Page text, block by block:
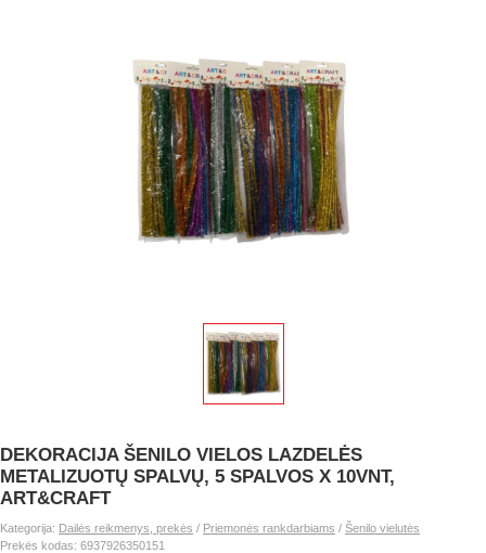
DEKORACIJA ŠENILO VIELOS LAZDELĖS
METALIZUOTŲ SPALVŲ, 5 SPALVOS X 10VNT,
ART&CRAFT
Kategorija: Dailės reikmenys, prekės / Priemonės rankdarbiams / Šenilo vielutės
Prekės kodas: 6937926350151